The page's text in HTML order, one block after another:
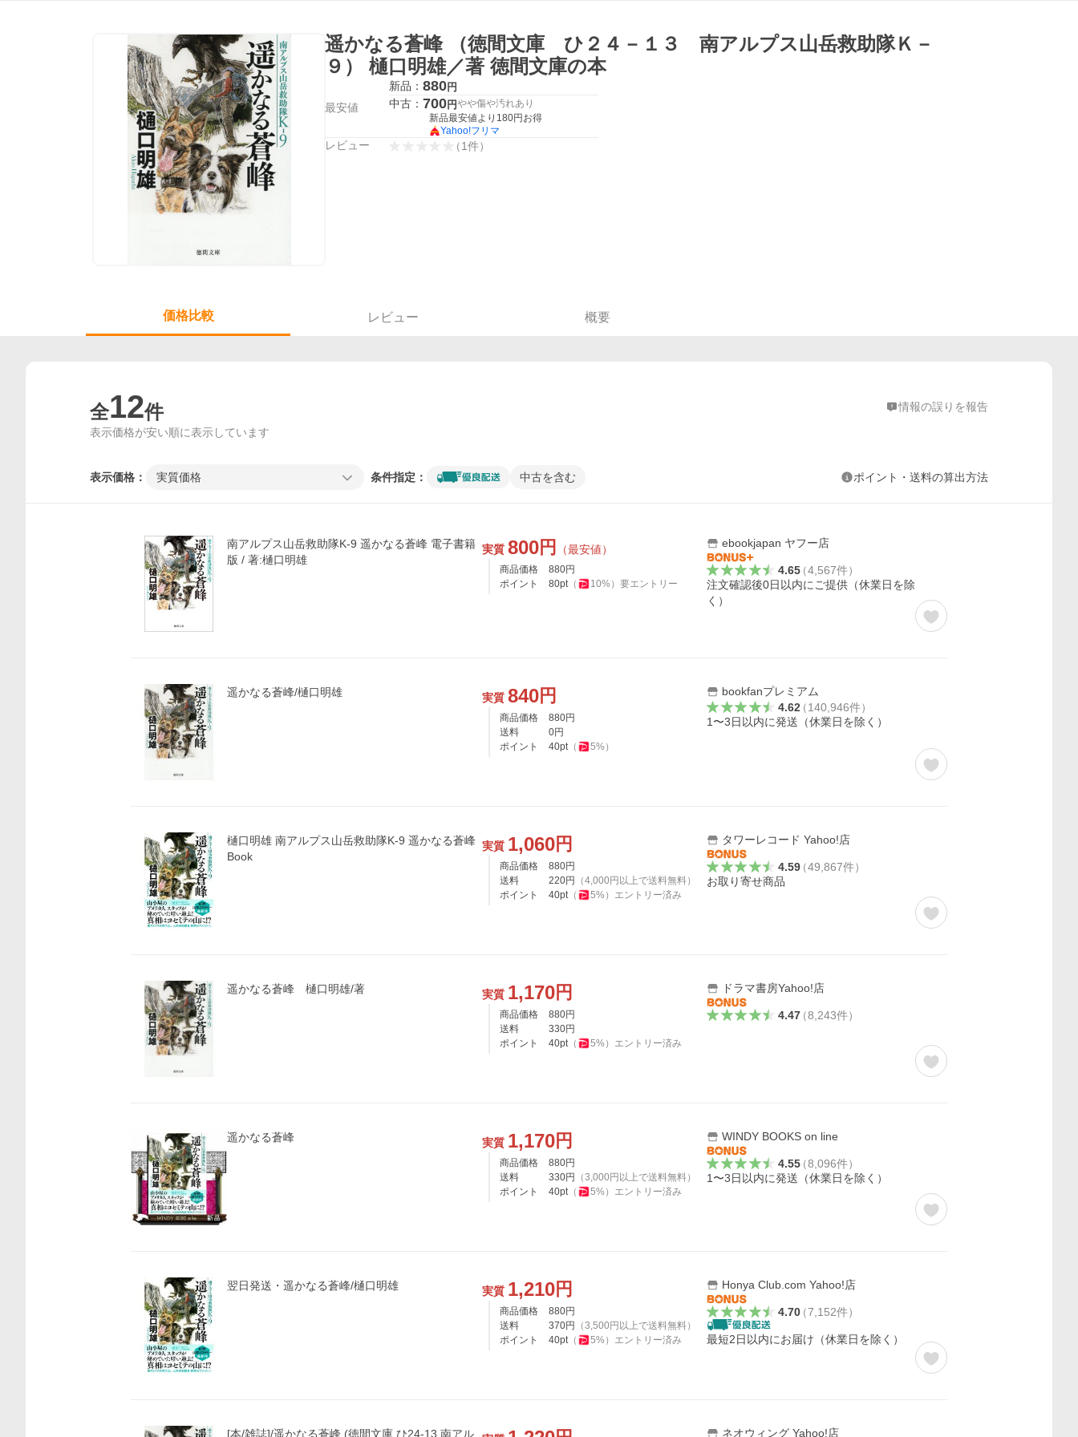
遥かなる蒼峰 （徳間文庫 ひ２４－１３ 南アルプス山岳救助隊Ｋ－
９） 樋口明雄／著 徳間文庫の本
最安値
新品： 880円
中古： 700円やや傷や汚れあり
新品最安値より 180円お得
Yahoo!フリマ
レビュー （1件）
価格比較 レビュー 概要
全12件 情報の誤りを報告
表示価格が安い順に表示しています
表示価格： 実質価格 条件指定： 中古を含む ポイント・送料の算出方法
南アルプス山岳救助隊K-9 遥かなる蒼峰 電子書籍
版 / 著:樋口明雄
実質 800円 （最安値）
商品価格 880円
ポイント
80pt（ 10%） 要エントリー
ebookjapan ヤフー店
4.65（4,567件）
注文確認後0日以内にご提供（休業日を除
く）
遥かなる蒼峰/樋口明雄 実質 840円
商品価格 880円
送料
0円
ポイント
40pt（ 5%）
bookfanプレミアム
4.62（140,946件）
1〜3日以内に発送（休業日を除く）
樋口明雄 南アルプス山岳救助隊K-9 遥かなる蒼峰
Book
実質 1,060円
商品価格 880円
送料
220円 （4,000 円以上で送料無料）
ポイント
40pt（ 5%） エントリー済み
タワーレコード Yahoo!店
4.59（49,867件）
お取り寄せ商品
遥かなる蒼峰 樋口明雄/著 実質 1,170円
商品価格 880円
送料
330円
ポイント
40pt（ 5%） エントリー済み
ドラマ書房Yahoo!店
4.47（8,243件）
遥かなる蒼峰 実質 1,170円
商品価格 880円
送料
330円 （3,000 円以上で送料無料）
ポイント
40pt（ 5%） エントリー済み
WINDY BOOKS on line
4.55（8,096件）
1〜3日以内に発送（休業日を除く）
翌日発送・遥かなる蒼峰/樋口明雄 実質 1,210円
商品価格 880円
送料
370円 （3,500 円以上で送料無料）
ポイント
40pt（ 5%） エントリー済み
Honya Club.com Yahoo!店
4.70（7,152件）
最短2日以内にお届け（休業日を除く）
[本/雑誌]/遥かなる蒼峰 (徳間文庫 ひ24-13 南アル ネオウィング Yahoo!店